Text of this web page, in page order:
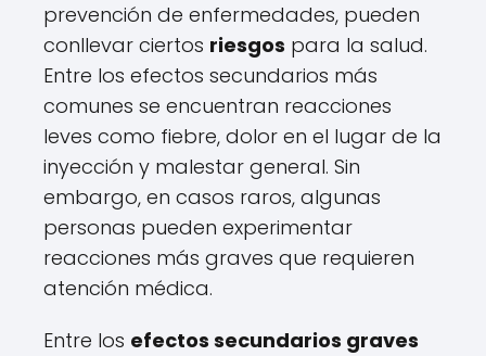
prevención de enfermedades, pueden
conllevar ciertos riesgos para la salud.
Entre los efectos secundarios más
comunes se encuentran reacciones
leves como fiebre, dolor en el lugar de la
inyección y malestar general. Sin
embargo, en casos raros, algunas
personas pueden experimentar
reacciones más graves que requieren
atención médica.
Entre los efectos secundarios graves